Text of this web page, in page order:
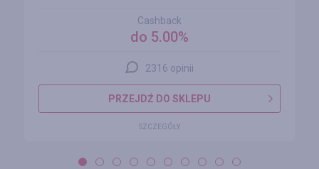
Cashback
do 5.00%
2316 opinii
PRZEJDŹ DO SKLEPU
SZCZEGÓŁY